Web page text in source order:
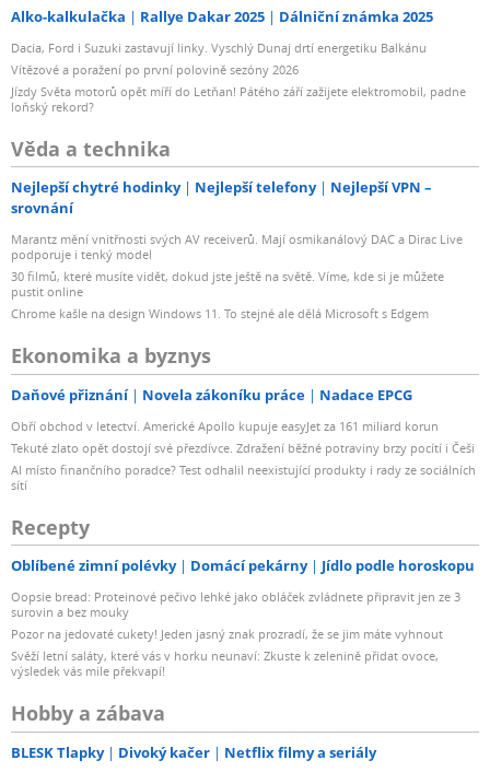
Alko-kalkulačka Rallye Dakar 2025 Dálniční známka 2025
Dacia, Ford i Suzuki zastavují linky. Vyschlý Dunaj drtí energetiku Balkánu
Vítězové a poražení po první polovině sezóny 2026
Jízdy Světa motorů opět míří do Letňan! Pátého září zažijete elektromobil, padne
loňský rekord?
Věda a technika
Nejlepší chytré hodinky Nejlepší telefony
Nejlepší VPN –
srovnání
Marantz mění vnitřnosti svých AV receiverů. Mají osmikanálový DAC a Dirac Live
podporuje i tenký model
30 filmů, které musíte vidět, dokud jste ještě na světě. Víme, kde si je můžete
pustit online
Chrome kašle na design Windows 11. To stejné ale dělá Microsoft s Edgem
Ekonomika a byznys
Daňové přiznání Novela zákoníku práce Nadace EPCG
Obří obchod v letectví. Americké Apollo kupuje easyJet za 161 miliard korun
Tekuté zlato opět dostojí své přezdívce. Zdražení běžné potraviny brzy pocítí i Češi
AI místo finančního poradce? Test odhalil neexistující produkty i rady ze sociálních
sítí
Recepty
Oblíbené zimní polévky Domácí pekárny Jídlo podle horoskopu
Oopsie bread: Proteinové pečivo lehké jako obláček zvládnete připravit jen ze 3
surovin a bez mouky
Pozor na jedovaté cukety! Jeden jasný znak prozradí, že se jim máte vyhnout
Svěží letní saláty, které vás v horku neunaví: Zkuste k zelenině přidat ovoce,
výsledek vás mile překvapí!
Hobby a zábava
BLESK Tlapky Divoký kačer Netflix filmy a seriály